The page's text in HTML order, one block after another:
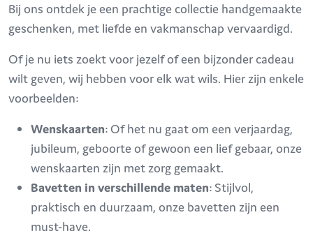
Bij ons ontdek je een prachtige collectie handgemaakte
geschenken, met liefde en vakmanschap vervaardigd.
Of je nu iets zoekt voor jezelf of een bijzonder cadeau
wilt geven, wij hebben voor elk wat wils. Hier zijn enkele
voorbeelden:
Wenskaarten: Of het nu gaat om een verjaardag,
jubileum, geboorte of gewoon een lief gebaar, onze
wenskaarten zijn met zorg gemaakt.
Bavetten in verschillende maten: Stijlvol,
praktisch en duurzaam, onze bavetten zijn een
must-have.